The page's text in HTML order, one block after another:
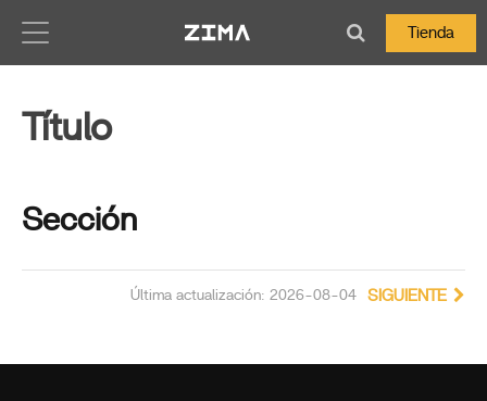
Tienda
Título
Sección
Última actualización: 2026-08-04 SIGUIENTE